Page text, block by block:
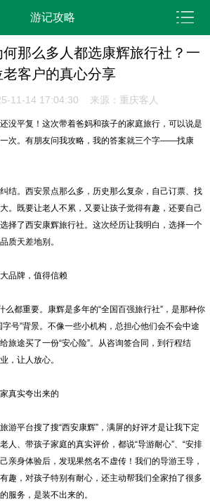
游记攻略
那么多人都选康辉旅行社？一
老客户的真心分享
11-14 17:04:30 来源：重庆客人
没平复！这次带着爸妈和孩子的家庭旅行，可以说是
次。有朋友问我攻略，我的答案就三个字——找康
结。西安景点那么多，历史那么复杂，自己订票、找
。既要让老人不累，又要让孩子觉得有趣，还要自己
了西安康辉旅行社。这次经历让我明白，选择一个
质天差地别。
品牌，值得信赖
么都重要。康辉是多年的“全国百强旅行社”，是那种你
号”背景。不像一些小机构，总担心他们会不会中途
旅途买了一份“安心险”。从咨询签合同，到行程结
，让人放心。
真实夸出来的
游平台搜了搜“西安康辉”，满屏的好评才是让我下定
人、带孩子家庭的真实评价，都说“导游耐心”、“安排
亲身体验后，发现果然名不虚传！我们的导游王导，
趣，对孩子特别有耐心，还主动帮我们全家拍了很多
服务，是装不出来的。